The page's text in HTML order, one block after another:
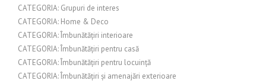
CATEGORIA: Grupuri de interes
CATEGORIA: Home & Deco
CATEGORIA: Îmbunătățiri interioare
CATEGORIA: Îmbunătățiri pentru casă
CATEGORIA: Îmbunătățiri pentru locuință
CATEGORIA: Îmbunătățiri și amenajări exterioare